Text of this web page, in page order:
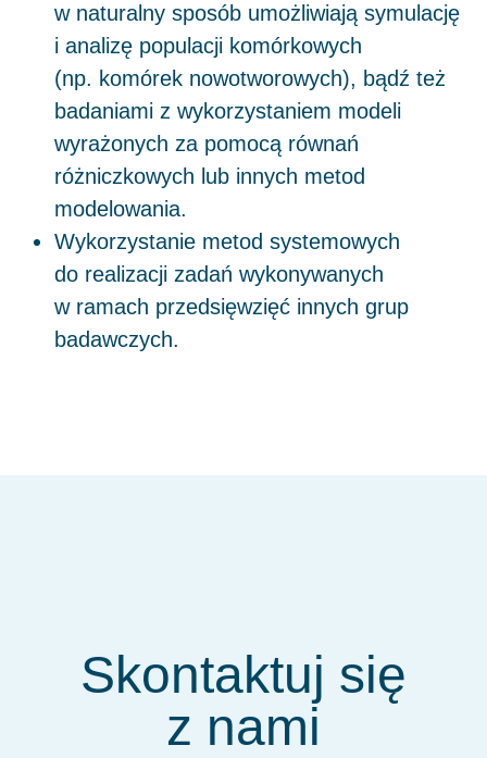
w naturalny sposób umożliwiają symulację
i analizę populacji komórkowych
(np. komórek nowotworowych), bądź też
badaniami z wykorzystaniem modeli
wyrażonych za pomocą równań
różniczkowych lub innych metod
modelowania.
Wykorzystanie metod systemowych
do realizacji zadań wykonywanych
w ramach przedsięwzięć innych grup
badawczych.
Skontaktuj się
z nami